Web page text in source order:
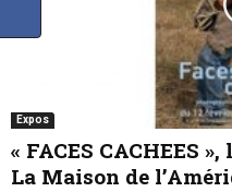
Expos
« FACES CACHEES
La Maison de